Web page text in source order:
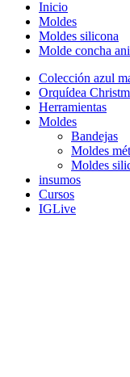
Inicio
Moldes
Moldes silicona
Molde concha
Colección azul
Orquídea
Herramientas
Moldes
Bandejas
Moldes
Moldes
insumos
Cursos
IGLive